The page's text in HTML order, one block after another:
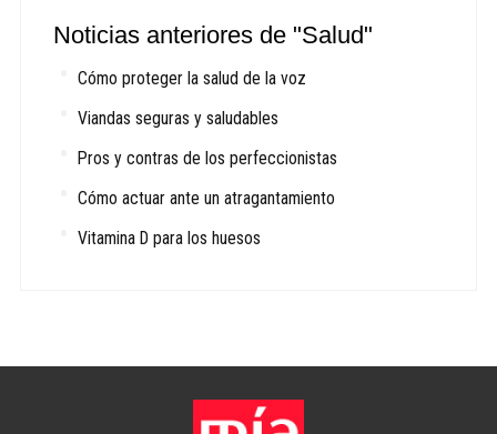
Noticias anteriores de "Salud"
Cómo proteger la salud de la voz
Viandas seguras y saludables
Pros y contras de los perfeccionistas
Cómo actuar ante un atragantamiento
Vitamina D para los huesos